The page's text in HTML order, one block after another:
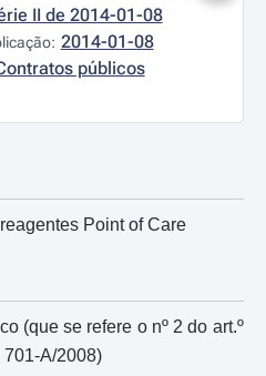
II de 2014-01-08
2014-01-08
públicos
Point of Care
(que se refere o nº 2 do art.º
701-A/2008)